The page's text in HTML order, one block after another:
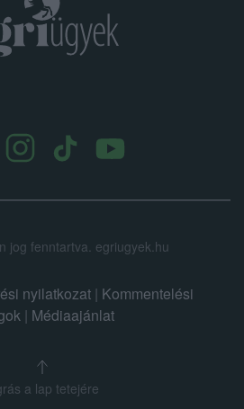
jog fenntartva. egriugyek.hu
nyilatkozat | Kommentelési
| Médiaajánlat
a lap tetejére